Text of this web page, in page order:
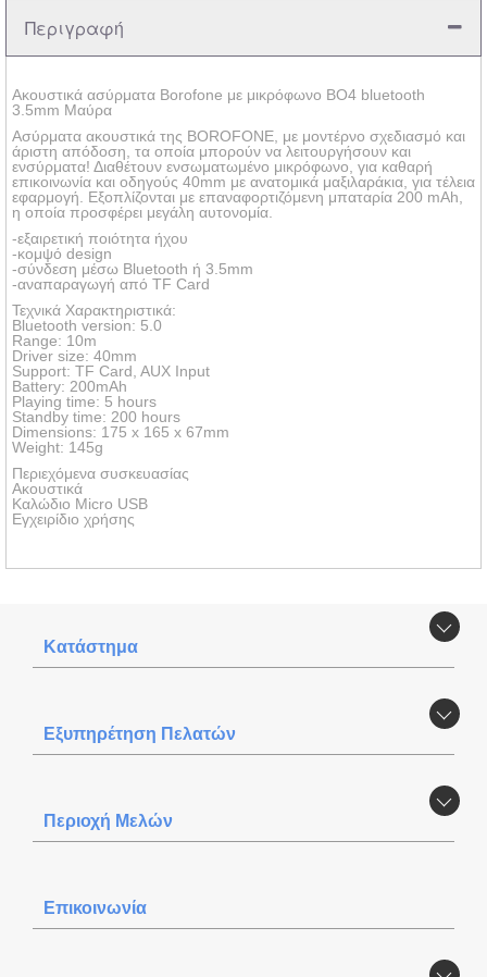
Περιγραφή
Ακουστικά ασύρματα Borofone με μικρόφωνο BO4 bluetooth
3.5mm Μαύρα
Ασύρματα ακουστικά της BOROFONE, με μοντέρνο σχεδιασμό και
άριστη απόδοση, τα οποία μπορούν να λειτουργήσουν και
ενσύρματα! Διαθέτουν ενσωματωμένο μικρόφωνο, για καθαρή
επικοινωνία και οδηγούς 40mm με ανατομικά μαξιλαράκια, για τέλεια
εφαρμογή. Εξοπλίζονται με επαναφορτιζόμενη μπαταρία 200 mAh,
η οποία προσφέρει μεγάλη αυτονομία.
-εξαιρετική ποιότητα ήχου
-κομψό design
-σύνδεση μέσω Bluetooth ή 3.5mm
-αναπαραγωγή από TF Card
Τεχνικά Χαρακτηριστικά:
Bluetooth version: 5.0
Range: 10m
Driver size: 40mm
Support: TF Card, AUX Input
Battery: 200mAh
Playing time: 5 hours
Standby time: 200 hours
Dimensions: 175 x 165 x 67mm
Weight: 145g
Περιεχόμενα συσκευασίας
Ακουστικά
Καλώδιο Micro USB
Εγχειρίδιο χρήσης
Κατάστημα
Εξυπηρέτηση Πελατών
Περιοχή Mελών
Επικοινωνία